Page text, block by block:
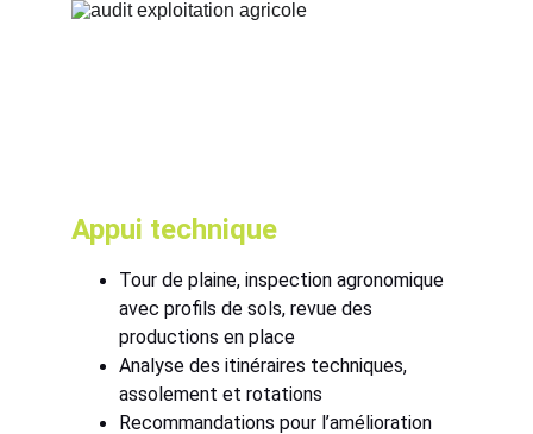
Appui technique
Tour de plaine, inspection agronomique
avec profils de sols, revue des
productions en place
Analyse des itinéraires techniques,
assolement et rotations
Recommandations pour l’amélioration